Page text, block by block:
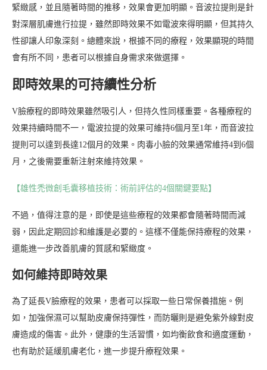
緊緻感，並且隨著時間的推移，效果會更加明顯。音波拉提則是針
對深層肌膚進行拉提，雖然即時效果不如電波來得明顯，但其持久
性卻讓人印象深刻。總體來說，根據不同的療程，效果顯現的時間
會有所不同，患者可以根據自身需求來做選擇。
即時效果的可持續性分析
V臉療程的即時效果雖然吸引人，但持久性同樣重要。各種療程的
效果持續時間不一，電波拉提的效果可維持6個月至1年，而音波拉
提則可以達到長達12個月的效果。肉毒小臉的效果通常維持4到6個
月，之後需要重新注射來維持效果。
【雄性禿微創毛囊移植技術：術前評估的4個關鍵要點】
不過，值得注意的是，即使是這些療程的效果都會隨著時間而減
弱，因此定期回診和維護是必要的。這樣不僅能保持療程的效果，
還能進一步改善肌膚的質感和緊緻度。
如何維持即時效果
為了延長V臉療程的效果，患者可以採取一些日常保養措施。例
如，加強保濕可以幫助皮膚保持彈性，而防曬則是避免紫外線對皮
膚造成的傷害。此外，健康的生活習慣，如均衡飲食和適度運動，
也有助於延緩肌膚老化，進一步提升療程效果。